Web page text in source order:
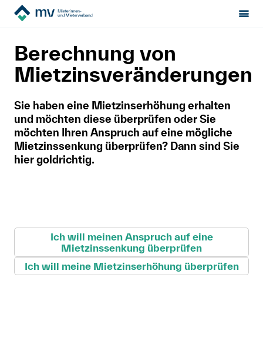
Mietrecht
Hilfe von Fachleuten
Politik & Positionen
Über uns
Newsletter
Mitglied werden
Unterlagen und Tools
Mietzinsrechner
Berechnung von
Mietzinsveränderungen
Sie haben eine Mietzinserhöhung erhalten
und möchten diese überprüfen oder Sie
möchten Ihren Anspruch auf eine mögliche
Mietzinssenkung überprüfen? Dann sind Sie
hier goldrichtig.
Ich will meinen Anspruch auf eine
Mietzinssenkung überprüfen
Ich will meine Mietzinserhöhung überprüfen